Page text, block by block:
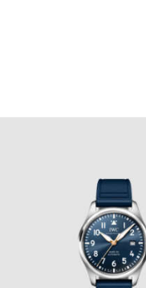
PILOT’S WATCH
PRINCE
5,800.00 IVA